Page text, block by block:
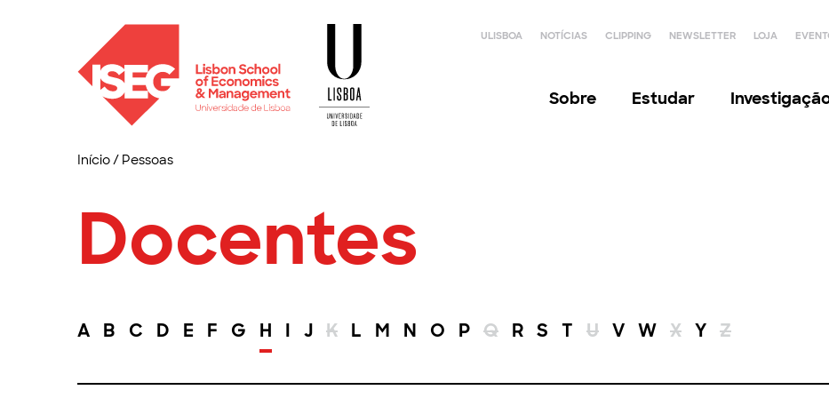
ULISBOA NOTÍCIAS CLIPPING NEWSLETTER LOJA
Sobre Estudar
Início/ Pessoas
Docentes
A B C D E F G H I J K L M N O P Q R S T U V W X Y Z